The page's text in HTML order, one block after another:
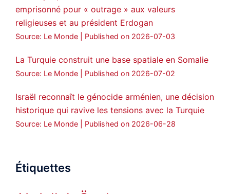
emprisonné pour « outrage » aux valeurs
religieuses et au président Erdogan
Source: Le Monde Published on 2026-07-03
La Turquie construit une base spatiale en Somalie
Source: Le Monde Published on 2026-07-02
Israël reconnaît le génocide arménien, une décision
historique qui ravive les tensions avec la Turquie
Source: Le Monde Published on 2026-06-28
Étiquettes